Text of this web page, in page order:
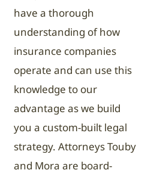
have a thorough
understanding of how
insurance companies
operate and can use this
knowledge to our
advantage as we build
you a custom-built legal
strategy. Attorneys Touby
and Mora are board-